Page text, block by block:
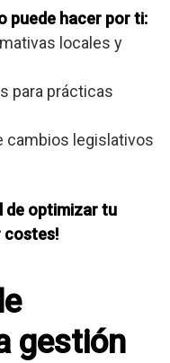
puede hacer por ti:
locales y
para prácticas
cambios legislativos
de optimizar tu
costes!
gestión